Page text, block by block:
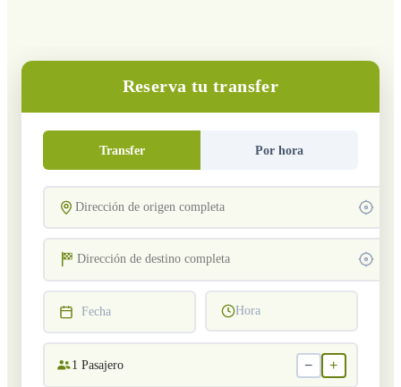
Reserva tu transfer
Transfer Por hora
Fecha Hora
1 Pasajero − +